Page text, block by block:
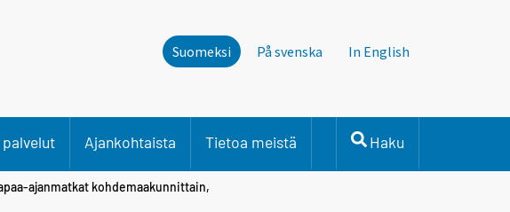
Suomeksi På svenska In English
Ajankohtaista Tietoa meistä Haku
ajanmatkat kohdemaakunnittain,